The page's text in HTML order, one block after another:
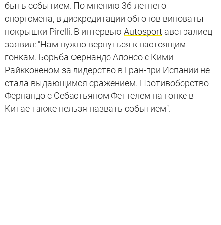
быть событием. По мнению 36-летнего
спортсмена, в дискредитации обгонов виноваты
покрышки Pirelli. В интервью Autosport австралиец
заявил: "Нам нужно вернуться к настоящим
гонкам. Борьба Фернандо Алонсо с Кими
Райкконеном за лидерство в Гран-при Испании не
стала выдающимся сражением. Противоборство
Фернандо с Себастьяном Феттелем на гонке в
Китае также нельзя назвать событием".